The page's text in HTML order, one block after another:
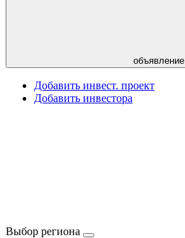
объявление
Добавить инвест. проект
Добавить инвестора
Выбор региона